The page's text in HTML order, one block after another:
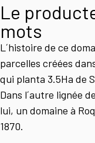
Le
mots
L´histoire de ce
parcelles créées
qui planta 3.5Ha de
Dans l´autre lignée
lui, un domaine à
1870.